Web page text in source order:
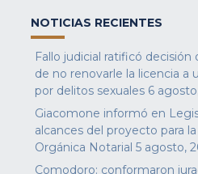
NOTICIAS RECIENTES
Fallo judicial ratificó
de no renovarle la licencia a
por delitos sexuales 6
Giacomone informó en
alcances del proyecto para
Orgánica Notarial 5 agosto,
Comodoro: conformaron